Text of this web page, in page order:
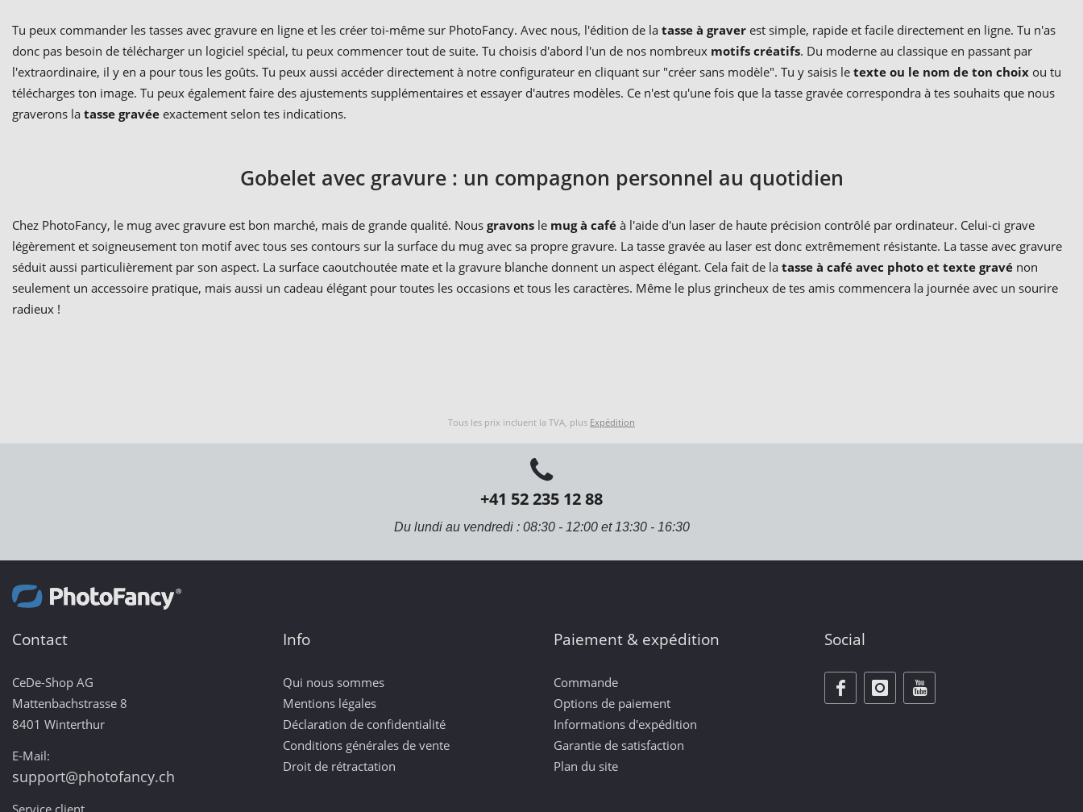
Tu peux commander les tasses avec gravure en ligne et les créer toi-même sur PhotoFancy. Avec nous, l'édition de la tasse à graver est simple, rapide et facile directement en ligne. Tu n'as
donc pas besoin de télécharger un logiciel spécial, tu peux commencer tout de suite. Tu choisis d'abord l'un de nos nombreux motifs créatifs. Du moderne au classique en passant par
l'extraordinaire, il y en a pour tous les goûts. Tu peux aussi accéder directement à notre configurateur en cliquant sur "créer sans modèle". Tu y saisis le texte ou le nom de ton choix ou tu
télécharges ton image. Tu peux également faire des ajustements supplémentaires et essayer d'autres modèles. Ce n'est qu'une fois que la tasse gravée correspondra à tes souhaits que nous
graverons la tasse gravée exactement selon tes indications.
Gobelet avec gravure : un compagnon personnel au quotidien
Chez PhotoFancy, le mug avec gravure est bon marché, mais de grande qualité. Nous gravons le mug à café à l'aide d'un laser de haute précision contrôlé par ordinateur. Celui-ci grave
légèrement et soigneusement ton motif avec tous ses contours sur la surface du mug avec sa propre gravure. La tasse gravée au laser est donc extrêmement résistante. La tasse avec gravure
séduit aussi particulièrement par son aspect. La surface caoutchoutée mate et la gravure blanche donnent un aspect élégant. Cela fait de la tasse à café avec photo et texte gravé non
seulement un accessoire pratique, mais aussi un cadeau élégant pour toutes les occasions et tous les caractères. Même le plus grincheux de tes amis commencera la journée avec un sourire
radieux !
Tous les prix incluent la TVA, plus Expédition
+41 52 235 12 88
Du lundi au vendredi : 08:30 - 12:00 et 13:30 - 16:30
Contact
CeDe-Shop AG
Mattenbachstrasse 8
8401 Winterthur
E-Mail:
support@photofancy.ch
Service client
Info
Qui nous sommes
Mentions légales
Déclaration de confidentialité
Conditions générales de vente
Droit de rétractation
Paiement & expédition
Commande
Options de paiement
Informations d'expédition
Garantie de satisfaction
Plan du site
Social